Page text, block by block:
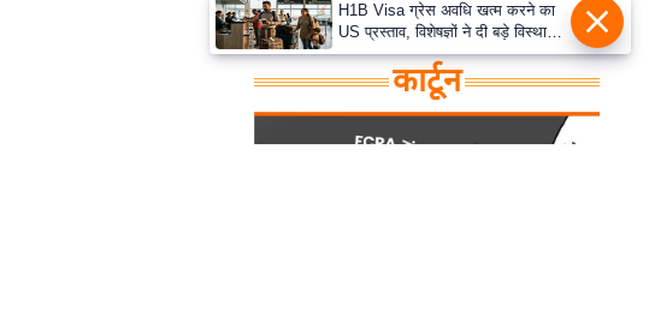
Aug 10, 2026 8:21AM राष्ट्रीय
कार्टून
H1B Visa ग्रेस अवधि खत्म करने का
US प्रस्ताव, विशेषज्ञों ने दी बड़े विस्थापन
की चेतावनी